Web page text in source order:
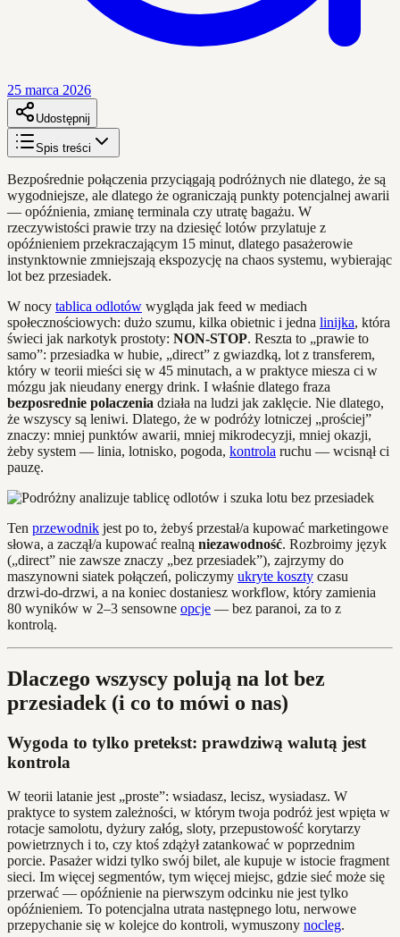
25 marca 2026
Udostępnij
Spis treści
Bezpośrednie połączenia przyciągają podróżnych nie dlatego, że są
wygodniejsze, ale dlatego że ograniczają punkty potencjalnej awarii
— opóźnienia, zmianę terminala czy utratę bagażu. W
rzeczywistości prawie trzy na dziesięć lotów przylatuje z
opóźnieniem przekraczającym 15 minut, dlatego pasażerowie
instynktownie zmniejszają ekspozycję na chaos systemu, wybierając
lot bez przesiadek.
W nocy tablica odlotów wygląda jak feed w mediach
społecznościowych: dużo szumu, kilka obietnic i jedna linijka, która
świeci jak narkotyk prostoty: NON‑STOP. Reszta to „prawie to
samo”: przesiadka w hubie, „direct” z gwiazdką, lot z transferem,
który w teorii mieści się w 45 minutach, a w praktyce miesza ci w
mózgu jak nieudany energy drink. I właśnie dlatego fraza
bezposrednie polaczenia działa na ludzi jak zaklęcie. Nie dlatego,
że wszyscy są leniwi. Dlatego, że w podróży lotniczej „prościej”
znaczy: mniej punktów awarii, mniej mikrodecyzji, mniej okazji,
żeby system — linia, lotnisko, pogoda, kontrola ruchu — wcisnął ci
pauzę.
Ten przewodnik jest po to, żebyś przestał/a kupować marketingowe
słowa, a zaczął/a kupować realną niezawodność. Rozbroimy język
(„direct” nie zawsze znaczy „bez przesiadek”), zajrzymy do
maszynowni siatek połączeń, policzymy ukryte koszty czasu
drzwi‑do‑drzwi, a na koniec dostaniesz workflow, który zamienia
80 wyników w 2–3 sensowne opcje — bez paranoi, za to z
kontrolą.
Dlaczego wszyscy polują na lot bez
przesiadek (i co to mówi o nas)
Wygoda to tylko pretekst: prawdziwą walutą jest
kontrola
W teorii latanie jest „proste”: wsiadasz, lecisz, wysiadasz. W
praktyce to system zależności, w którym twoja podróż jest wpięta w
rotacje samolotu, dyżury załóg, sloty, przepustowość korytarzy
powietrznych i to, czy ktoś zdążył zatankować w poprzednim
porcie. Pasażer widzi tylko swój bilet, ale kupuje w istocie fragment
sieci. Im więcej segmentów, tym więcej miejsc, gdzie sieć może się
przerwać — opóźnienie na pierwszym odcinku nie jest tylko
opóźnieniem. To potencjalna utrata następnego lotu, nerwowe
przepychanie się w kolejce do kontroli, wymuszony nocleg.